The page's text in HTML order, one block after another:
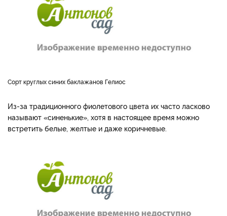
Сорт круглых синих баклажанов Гелиос
Из-за традиционного фиолетового цвета их часто ласково
называют «синенькие», хотя в настоящее время можно
встретить белые, желтые и даже коричневые.